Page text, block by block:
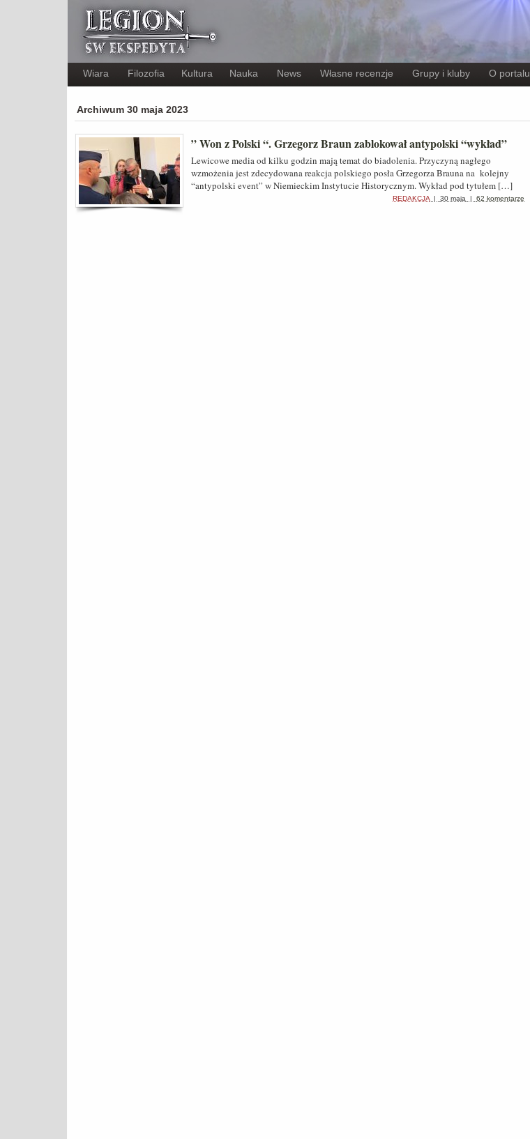
Wiara Filozofia Kultura Nauka News Własne recenzje Grupy i kluby O portalu
Archiwum 30 maja 2023
” Won z Polski “. Grzegorz Braun zablokował antypolski “wykład”
Lewicowe media od kilku godzin mają temat do biadolenia. Przyczyną nagłego
wzmożenia jest zdecydowana reakcja polskiego posła Grzegorza Brauna na kolejny
“antypolski event” w Niemieckim Instytucie Historycznym. Wykład pod tytułem […]
REDAKCJA | 30 maja | 62 komentarze